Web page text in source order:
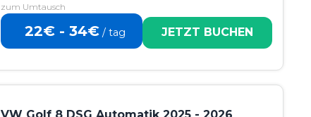
zum Umtausch
22€ - 34€/ tag JETZT BUCHEN
VW Golf 8 DSG Automatik 2025 - 2026